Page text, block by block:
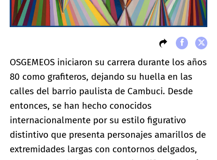
OSGEMEOS iniciaron su carrera durante los años
80 como grafiteros, dejando su huella en las
calles del barrio paulista de Cambuci. Desde
entonces, se han hecho conocidos
internacionalmente por su estilo figurativo
distintivo que presenta personajes amarillos de
extremidades largas con contornos delgados,